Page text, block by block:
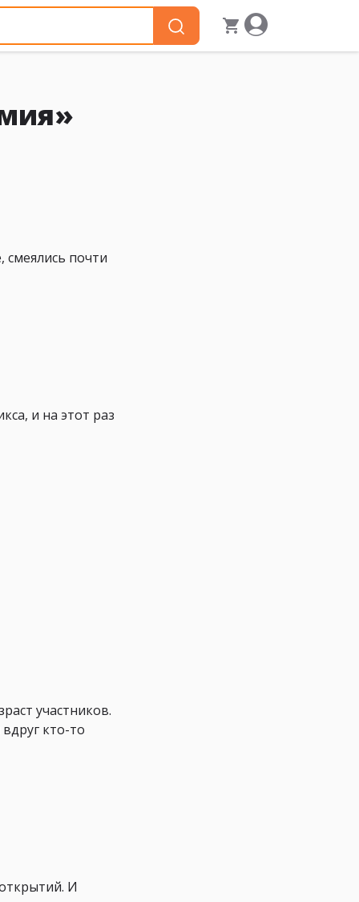
смеялись почти
и на этот раз
участников.
кто-то
И